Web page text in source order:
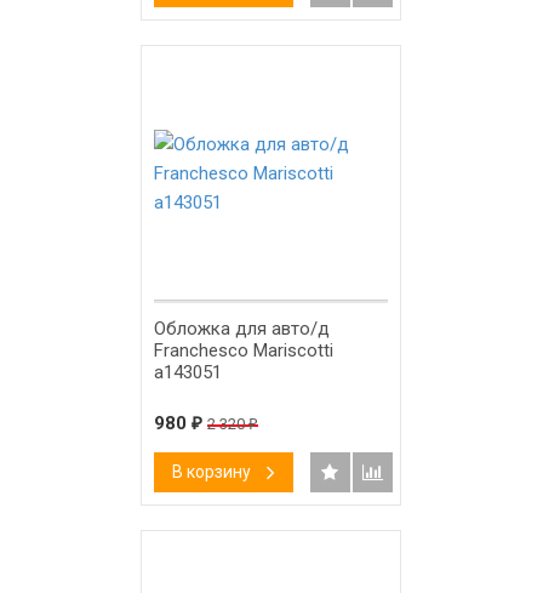
Обложка для авто/д
Franchesco Mariscotti
а143051
980 ₽ 2 320₽
В корзину